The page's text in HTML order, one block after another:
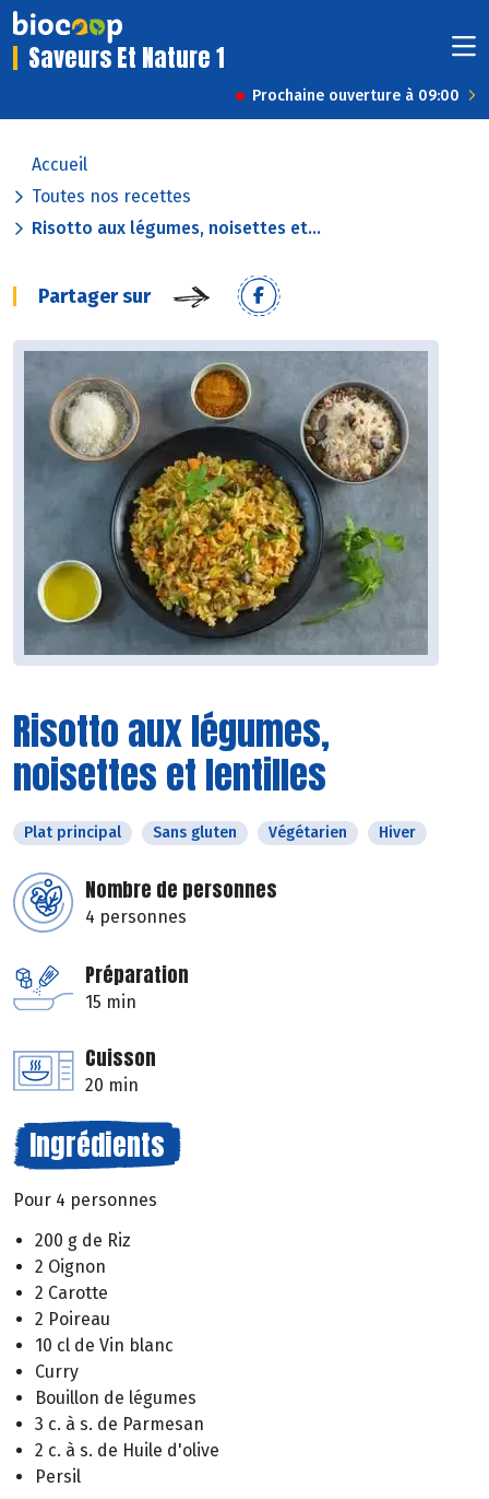
Saveurs Et Nature 1
Prochaine ouverture à 09:00
Accueil
Toutes nos recettes
Risotto aux légumes, noisettes et...
Partager sur
Risotto aux légumes,
noisettes et lentilles
Plat principal Sans gluten Végétarien Hiver
Nombre de personnes
4 personnes
Préparation
15 min
Cuisson
20 min
Ingrédients
Pour 4 personnes
200 g de Riz
2 Oignon
2 Carotte
2 Poireau
10 cl de Vin blanc
Curry
Bouillon de légumes
3 c. à s. de Parmesan
2 c. à s. de Huile d'olive
Persil